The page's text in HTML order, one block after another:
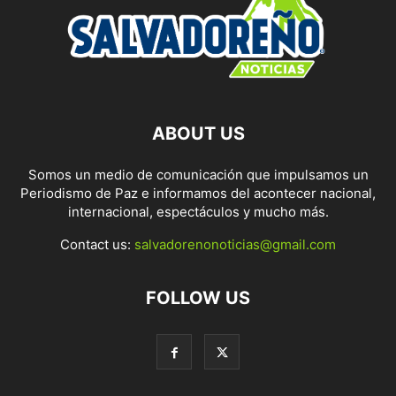
ABOUT US
Somos un medio de comunicación que impulsamos un
Periodismo de Paz e informamos del acontecer nacional,
internacional, espectáculos y mucho más.
Contact us: salvadorenonoticias@gmail.com
FOLLOW US